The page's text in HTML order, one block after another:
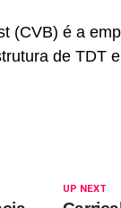
(CVB) é a
de TDT
UP NEXT